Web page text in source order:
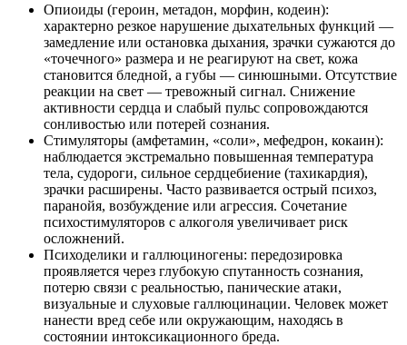
Опиоиды (героин, метадон, морфин, кодеин):
характерно резкое нарушение дыхательных функций —
замедление или остановка дыхания, зрачки сужаются до
«точечного» размера и не реагируют на свет, кожа
становится бледной, а губы — синюшными. Отсутствие
реакции на свет — тревожный сигнал. Снижение
активности сердца и слабый пульс сопровождаются
сонливостью или потерей сознания.
Стимуляторы (амфетамин, «соли», мефедрон, кокаин):
наблюдается экстремально повышенная температура
тела, судороги, сильное сердцебиение (тахикардия),
зрачки расширены. Часто развивается острый психоз,
паранойя, возбуждение или агрессия. Сочетание
психостимуляторов с алкоголя увеличивает риск
осложнений.
Психоделики и галлюциногены: передозировка
проявляется через глубокую спутанность сознания,
потерю связи с реальностью, панические атаки,
визуальные и слуховые галлюцинации. Человек может
нанести вред себе или окружающим, находясь в
состоянии интоксикационного бреда.